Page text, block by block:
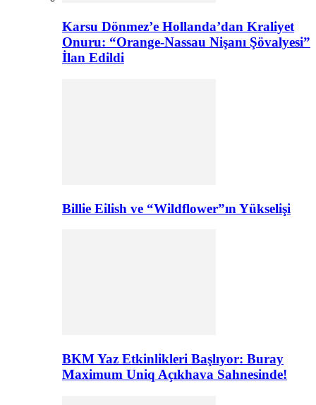
Karsu Dönmez’e Hollanda’dan Kraliyet
Onuru: “Orange-Nassau Nişanı Şövalyesi”
İlan Edildi
Billie Eilish ve “Wildflower”ın Yükselişi
BKM Yaz Etkinlikleri Başlıyor: Buray
Maximum Uniq Açıkhava Sahnesinde!